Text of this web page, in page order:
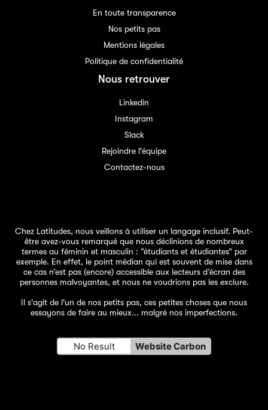
En toute transparence
Nos petits pas
Mentions légales
Politique de confidentialité
Nous retrouver
Linkedin
Instagram
Slack
Rejoindre l'équipe
Contactez-nous
Chez Latitudes, nous veillons à utiliser un langage inclusif. Peut-
être avez-vous remarqué que nous déclinions de nombreux
termes au féminin et masculin : “étudiants et étudiantes” par
exemple. En effet, le point médian qui est souvent de mise dans
ce cas n’est pas (encore) accessible aux lecteurs d’écran des
personnes malvoyantes, et nous ne voudrions pas les exclure.
Il s'agit de l'un de nos petits pas, ces petites choses que nous
essayons de faire au mieux... malgré nos imperfections.
No Result Website Carbon